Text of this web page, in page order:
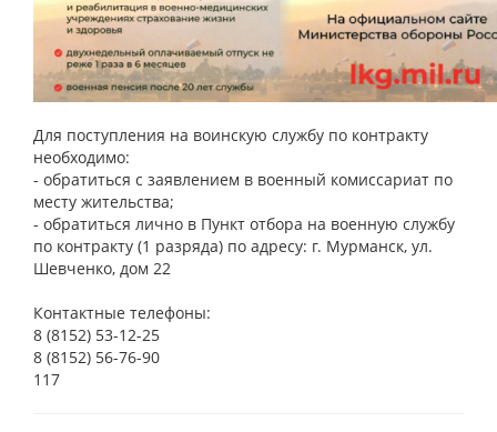
Для поступления на воинскую службу по контракту
необходимо:
- обратиться с заявлением в военный комиссариат по
месту жительства;
- обратиться лично в Пункт отбора на военную службу
по контракту (1 разряда) по адресу: г. Мурманск, ул.
Шевченко, дом 22
Контактные телефоны:
8 (8152) 53-12-25
8 (8152) 56-76-90
117